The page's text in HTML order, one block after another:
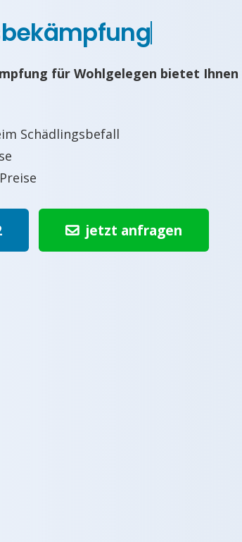
für Wohlgelegen bietet Ihnen
Schädlingsbefall
jetzt anfragen